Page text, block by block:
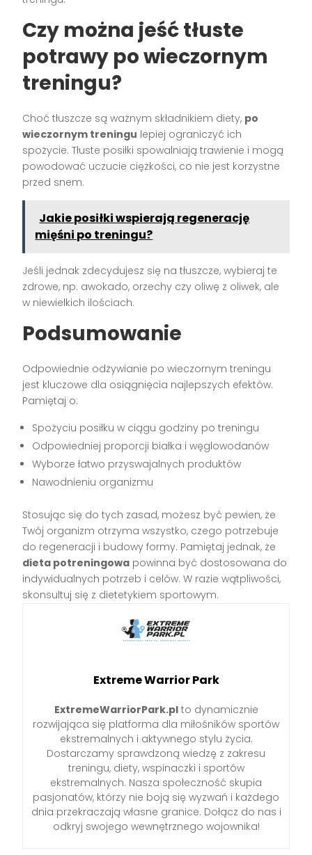
Czy można jeść tłuste
potrawy po wieczornym
treningu?
Choć tłuszcze są ważnym składnikiem diety, po
wieczornym treningu lepiej ograniczyć ich
spożycie. Tłuste posiłki spowalniają trawienie i mogą
powodować uczucie ciężkości, co nie jest korzystne
przed snem.
Jakie posiłki wspierają regenerację
mięśni po treningu?
Jeśli jednak zdecydujesz się na tłuszcze, wybieraj te
zdrowe, np. awokado, orzechy czy oliwę z oliwek, ale
w niewielkich ilościach.
Podsumowanie
Odpowiednie odżywianie po wieczornym treningu
jest kluczowe dla osiągnięcia najlepszych efektów.
Pamiętaj o:
Spożyciu posiłku w ciągu godziny po treningu
Odpowiedniej proporcji białka i węglowodanów
Wyborze łatwo przyswajalnych produktów
Nawodnieniu organizmu
Stosując się do tych zasad, możesz być pewien, że
Twój organizm otrzyma wszystko, czego potrzebuje
do regeneracji i budowy formy. Pamiętaj jednak, że
dieta potreningowa powinna być dostosowana do
indywidualnych potrzeb i celów. W razie wątpliwości,
skonsultuj się z dietetykiem sportowym.
Extreme Warrior Park
ExtremeWarriorPark.plto dynamicznie
rozwijająca się platforma dla miłośników sportów
ekstremalnych i aktywnego stylu życia.
Dostarczamy sprawdzoną wiedzę z zakresu
treningu, diety, wspinaczki i sportów
ekstremalnych. Nasza społeczność skupia
pasjonatów, którzy nie boją się wyzwań i każdego
dnia przekraczają własne granice. Dołącz do nas i
odkryj swojego wewnętrznego wojownika!